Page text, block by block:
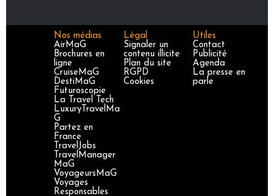
Nos médias
AirMaG
Brochures en
ligne
CruiseMaG
DestiMaG
Futuroscopie
La Travel Tech
LuxuryTravelMa
G
Partez en
France
TravelJobs
TravelManager
MaG
VoyageursMaG
Voyages
Responsables
Légal
Signaler un
contenu illicite
Plan du site
RGPD
Cookies
Utiles
Contact
Publicité
Agenda
La presse en
parle